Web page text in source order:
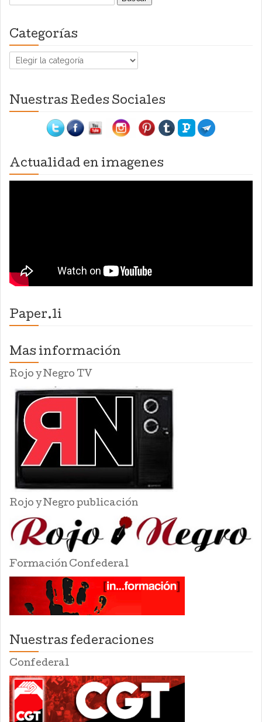
Categorías
Categorías
Nuestras Redes Sociales
Actualidad en imagenes
Paper.li
Mas información
Rojo y Negro TV
Rojo y Negro publicación
Formación Confederal
Nuestras federaciones
Confederal